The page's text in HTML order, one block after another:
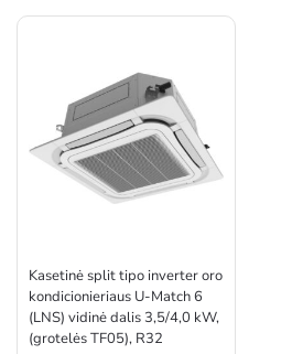
Kasetinė split tipo inverter oro
kondicionieriaus U-Match 6
(LNS) vidinė dalis 3,5/4,0 kW,
(grotelės TF05), R32